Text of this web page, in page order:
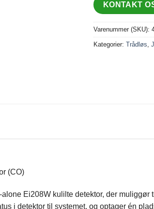
KONTAKT
Varenummer (SKU):
Kategorier: Trådløs
(CO)
Ei208W kulilte detektor, der
i detektor til systemet, og optager én